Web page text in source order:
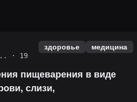
· 19
здоровье медицина
пищеварения в виде
слизи,